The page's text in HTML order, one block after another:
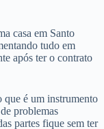
casa em Santo
tudo em
após ter o contrato
que é um instrumento
problemas
partes fique sem ter